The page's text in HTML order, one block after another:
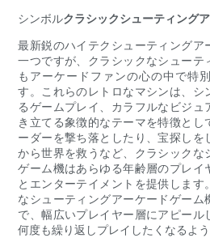
シンボルクラシックシューティング
最新鋭のハイテクシューティングア
一つですが、クラシックなシューテ
もアーケードファンの心の中で特
す。これらのレトロなマシンは、シ
るゲームプレイ、カラフルなビジュ
き立てる象徴的なテーマを特徴と
ーダーを撃ち落としたり、宝探しを
から世界を救うなど、クラシックな
ゲーム機はあらゆる年齢層のプレイ
とエンターテイメントを提供します
なシューティングアーケードゲーム
で、幅広いプレイヤー層にアピール
何度も繰り返しプレイしたくなるよ